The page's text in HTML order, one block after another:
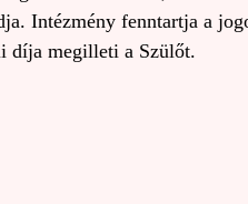
Intézmény fenntartja a
díja megilleti a Szülőt.